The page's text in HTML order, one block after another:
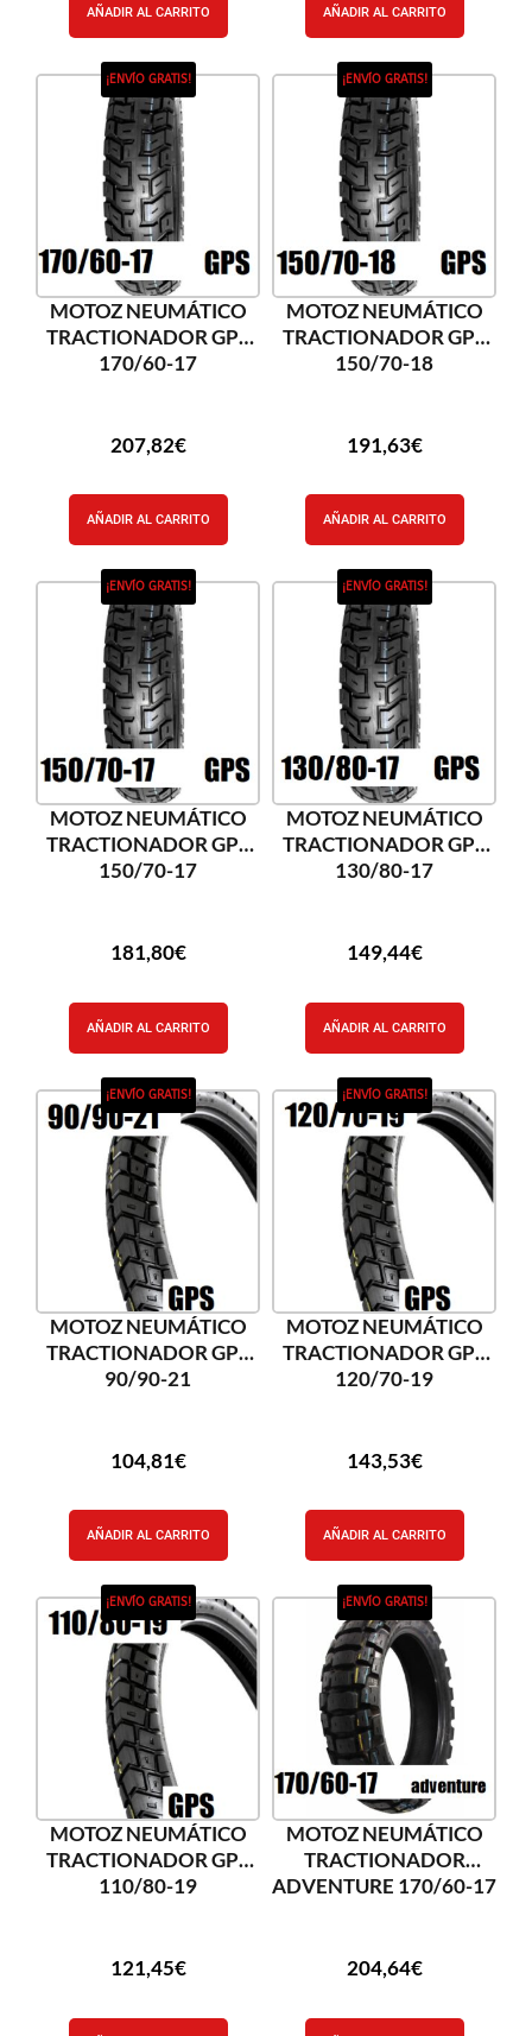
AÑADIR AL CARRITO AÑADIR AL CARRITO
¡ENVÍO GRATIS!
MOTOZ NEUMÁTICO
TRACTIONADOR GPS
170/60-17
207,82€
AÑADIR AL CARRITO
¡ENVÍO GRATIS!
MOTOZ NEUMÁTICO
TRACTIONADOR GPS
150/70-18
191,63€
AÑADIR AL CARRITO
¡ENVÍO GRATIS!
MOTOZ NEUMÁTICO
TRACTIONADOR GPS
150/70-17
181,80€
AÑADIR AL CARRITO
¡ENVÍO GRATIS!
MOTOZ NEUMÁTICO
TRACTIONADOR GPS
130/80-17
149,44€
AÑADIR AL CARRITO
¡ENVÍO GRATIS!
MOTOZ NEUMÁTICO
TRACTIONADOR GPS
90/90-21
104,81€
AÑADIR AL CARRITO
¡ENVÍO GRATIS!
MOTOZ NEUMÁTICO
TRACTIONADOR GPS
120/70-19
143,53€
AÑADIR AL CARRITO
¡ENVÍO GRATIS!
MOTOZ NEUMÁTICO
TRACTIONADOR GPS
110/80-19
121,45€
¡ENVÍO GRATIS!
MOTOZ NEUMÁTICO
TRACTIONADOR
ADVENTURE 170/60-17
204,64€